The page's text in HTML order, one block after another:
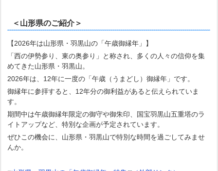
＜山形県のご紹介＞
【2026年は山形県・羽黒山の「午歳御縁年」】
「西の伊勢参り、東の奥参り」と称され、多くの人々の信仰を集
めてきた山形県・羽黒山。
2026年は、12年に一度の「午歳（うまどし）御縁年」です。
御縁年に参拝すると、12年分の御利益があると伝えられていま
す。
期間中は午歳御縁年限定の御守や御朱印、国宝羽黒山五重塔のラ
イトアップなど、特別な企画が予定されています。
ぜひこの機会に、山形県・羽黒山で特別な時間を過ごしてみませ
んか。